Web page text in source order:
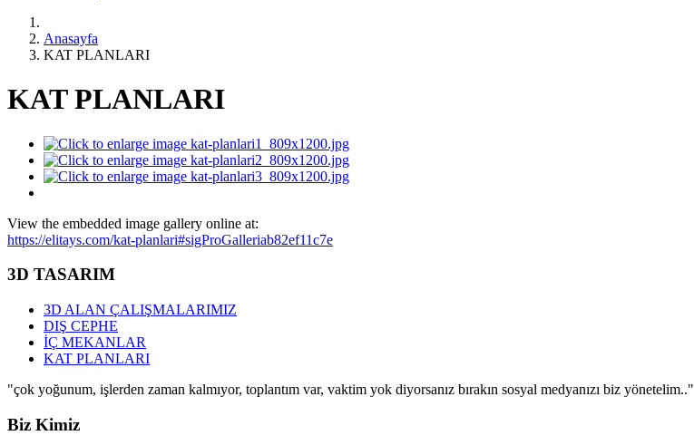
Anasayfa
KAT PLANLARI
KAT PLANLARI
View the embedded image gallery online at:
https://elitays.com/kat-planlari#sigProGalleriab82ef11c7e
3D TASARIM
3D ALAN ÇALIŞMALARIMIZ
DIŞ CEPHE
İÇ MEKANLAR
KAT PLANLARI
"çok yoğunum, işlerden zaman kalmıyor, toplantım var, vaktim yok diyorsanız bırakın sosyal medyanızı biz yönetelim.."
Biz Kimiz